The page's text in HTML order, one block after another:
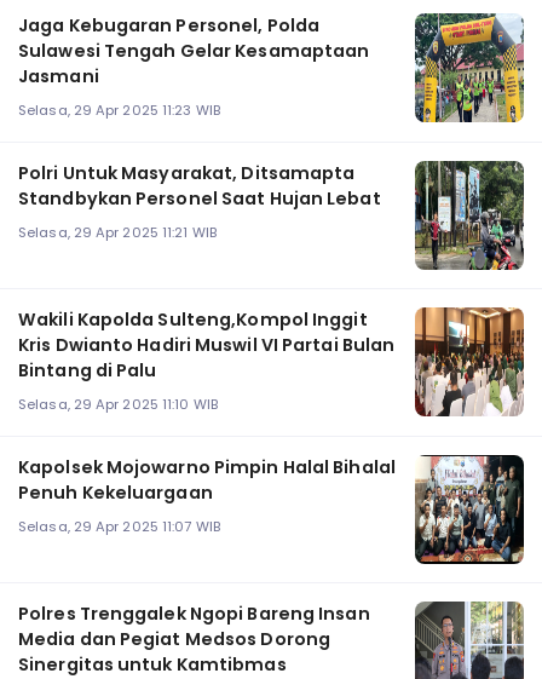
Jaga Kebugaran Personel, Polda
Sulawesi Tengah Gelar Kesamaptaan
Jasmani
Selasa, 29 Apr 2025 11:23 WIB
Polri Untuk Masyarakat, Ditsamapta
Standbykan Personel Saat Hujan Lebat
Selasa, 29 Apr 2025 11:21 WIB
Wakili Kapolda Sulteng,Kompol Inggit
Kris Dwianto Hadiri Muswil VI Partai Bulan
Bintang di Palu
Selasa, 29 Apr 2025 11:10 WIB
Kapolsek Mojowarno Pimpin Halal Bihalal
Penuh Kekeluargaan
Selasa, 29 Apr 2025 11:07 WIB
Polres Trenggalek Ngopi Bareng Insan
Media dan Pegiat Medsos Dorong
Sinergitas untuk Kamtibmas